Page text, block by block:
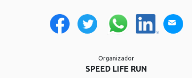
Organizador
SPEED LIFE RUN